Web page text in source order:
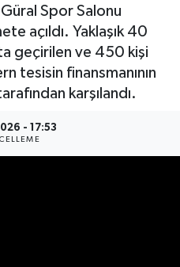
Güral Spor Salonu
açıldı. Yaklaşık 40
geçirilen ve 450 kişi
tesisin finansmanının
karşılandı.
- 17:53